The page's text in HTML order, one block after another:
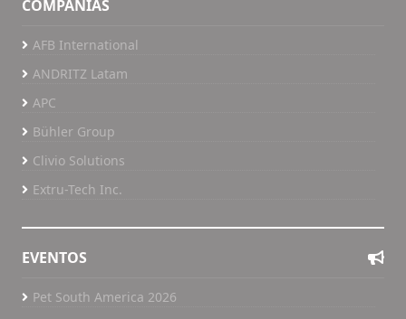
COMPAÑÍAS
AFB International
ANDRITZ Latam
APC
Bühler Group
Clivio Solutions
Extru-Tech Inc.
EVENTOS
Pet South America 2026